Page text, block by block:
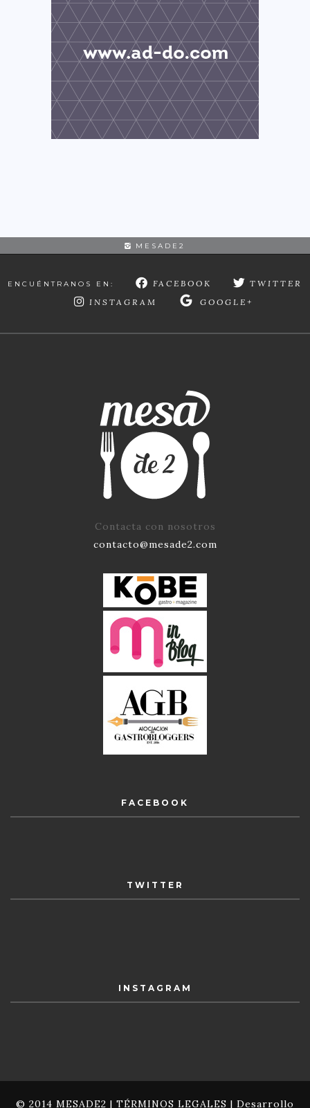
MESADE2
ENCUÉNTRANOS EN: FACEBOOK
TWITTER
INSTAGRAM
GOOGLE+
Contacta con nosotros
contacto@mesade2.com
FACEBOOK
TWITTER
INSTAGRAM
© 2014 MESADE2 | TÉRMINOS LEGALES | Desarrollo